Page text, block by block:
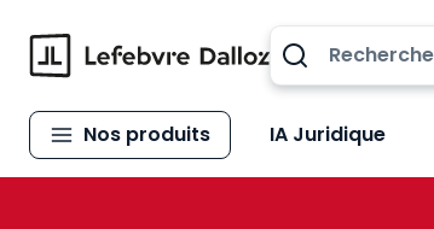
Nos produits IA Juridique